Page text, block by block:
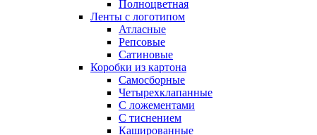
Полноцветная
Ленты с логотипом
Атласные
Репсовые
Сатиновые
Коробки из картона
Самосборные
Четырехклапанные
С ложементами
С тиснением
Кашированные